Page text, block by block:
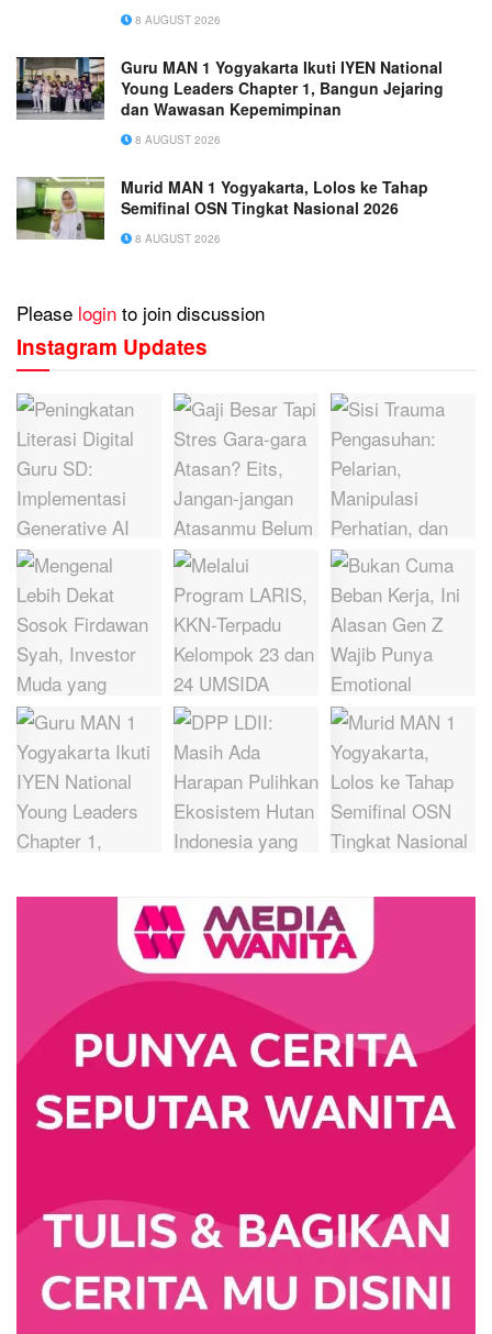
Peluang Usaha
8 AUGUST 2026
Guru MAN 1 Yogyakarta Ikuti IYEN National
Young Leaders Chapter 1, Bangun Jejaring
dan Wawasan Kepemimpinan
8 AUGUST 2026
Murid MAN 1 Yogyakarta, Lolos ke Tahap
Semifinal OSN Tingkat Nasional 2026
8 AUGUST 2026
Please login to join discussion
Instagram Updates